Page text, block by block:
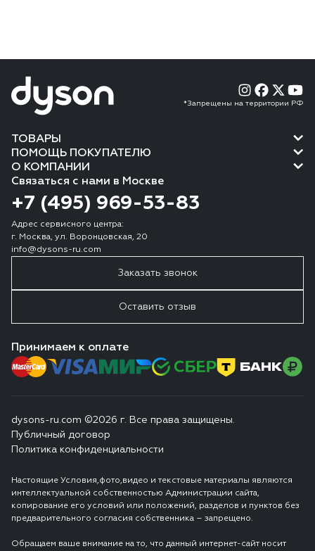
*Запрещены на территории РФ
ТОВАРЫ
ПОМОЩЬ ПОКУПАТЕЛЮ
О КОМПАНИИ
Связаться с нами в Москве
+7 (495) 969-53-83
Адрес сервисного центра:
г. Москва, ул. Воронцовская, 20
info@dysons-ru.com
Заказать звонок
Оставить отзыв
Принимаем к оплате
dysons-ru.com ©2026 г. Все права защищены.
Публичный договор
Политика конфиденциальности
Настоящие Условия,фото,видео и текстовые материалы являются
интеллектуальной собственностью Администрации сайта,
копирование его условий или положений, разделов и пунктов без
предварительного согласия собственника – запрещено.
Обращаем ваше внимание на то, что данный интернет-сайт носит